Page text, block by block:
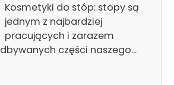
Kosmetyki do stóp: stopy są
jednym z najbardziej
pracujących i zarazem
części naszego…